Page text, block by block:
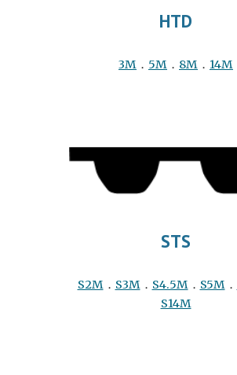
HTD
3M ． 5M ． 8M ． 14M
STS
S2M． S3M． S4.5M． S5M．
S14M